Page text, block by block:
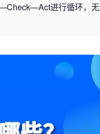
进行循环，